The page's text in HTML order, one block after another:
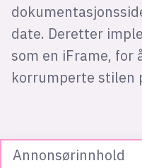
date. Deretter
som en iFrame, for
korrumperte stilen
Annonsørinnhold